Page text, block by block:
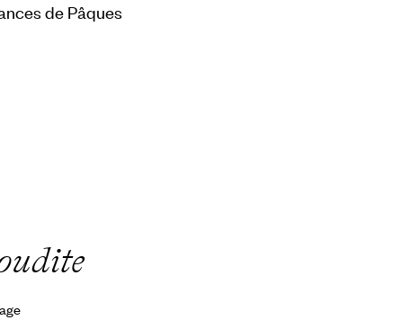
de Pâques